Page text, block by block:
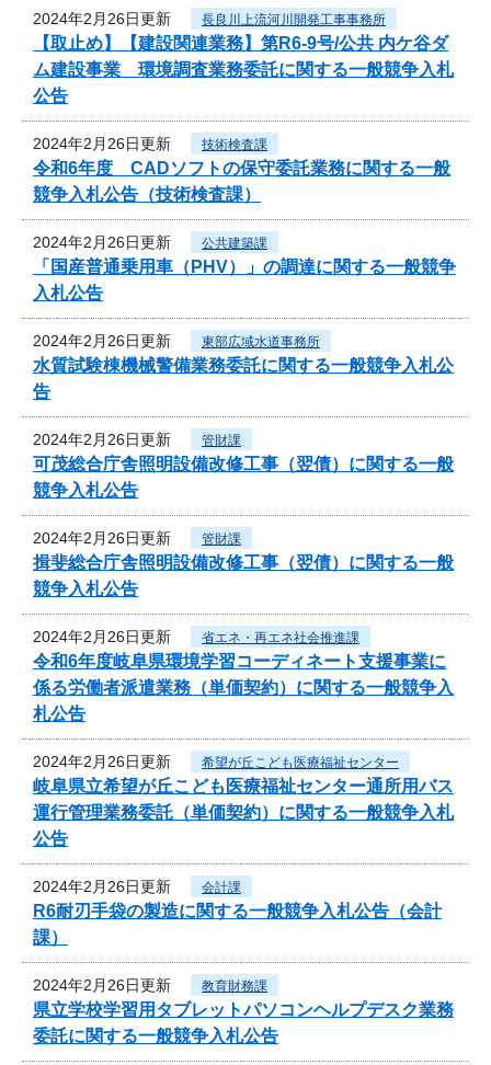
2024年2月26日更新 長良川上流河川開発工事事務所
【取止め】【建設関連業務】第R6-9号/公共 内ケ谷ダ
ム建設事業 環境調査業務委託に関する一般競争入札
公告
2024年2月26日更新 技術検査課
令和6年度 CADソフトの保守委託業務に関する一般
競争入札公告（技術検査課）
2024年2月26日更新 公共建築課
「国産普通乗用車（PHV）」の調達に関する一般競争
入札公告
2024年2月26日更新 東部広域水道事務所
水質試験棟機械警備業務委託に関する一般競争入札公
告
2024年2月26日更新 管財課
可茂総合庁舎照明設備改修工事（翌債）に関する一般
競争入札公告
2024年2月26日更新 管財課
揖斐総合庁舎照明設備改修工事（翌債）に関する一般
競争入札公告
2024年2月26日更新 省エネ・再エネ社会推進課
令和6年度岐阜県環境学習コーディネート支援事業に
係る労働者派遣業務（単価契約）に関する一般競争入
札公告
2024年2月26日更新 希望が丘こども医療福祉センター
岐阜県立希望が丘こども医療福祉センター通所用バス
運行管理業務委託（単価契約）に関する一般競争入札
公告
2024年2月26日更新 会計課
R6耐刃手袋の製造に関する一般競争入札公告（会計
課）
2024年2月26日更新 教育財務課
県立学校学習用タブレットパソコンヘルプデスク業務
委託に関する一般競争入札公告